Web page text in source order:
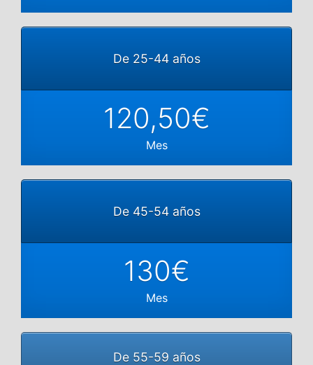
De 25-44 años
120,50€
Mes
De 45-54 años
130€
Mes
De 55-59 años